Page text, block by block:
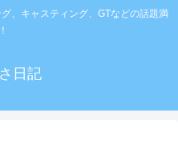
、キャスティング、GTなどの話題満
日記